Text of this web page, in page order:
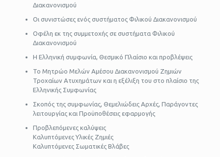
Διακανονισμού
Οι συνιστώσες ενός συστήματος Φιλικού Διακανονισμού
Οφέλη εκ της συμμετοχής σε συστήματα Φιλικού
Διακανονισμού
Η Ελληνική συμφωνία, Θεσμικό Πλαίσιο και προβλέψεις
Το Μητρώο Μελών Αμέσου Διακανονισμού Ζημιών
Τροχαίων Ατυχημάτων και η εξέλιξη του στο πλαίσιο της
Ελληνικής Συμφωνίας
Σκοπός της συμφωνίας, Θεμελιώδεις Αρχές, Παράγοντες
λειτουργίας και Προϋποθέσεις εφαρμογής
Προβλεπόμενες καλύψεις
Καλυπτόμενες Υλικές Ζημιές
Καλυπτόμενες Σωματικές Βλάβες